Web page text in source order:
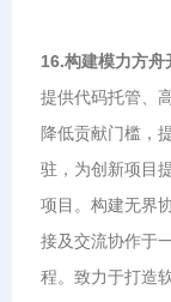
16.构建模力方舟
提供代码托管、
降低贡献门槛，
驻，为创新项目
项目。构建无界
接及交流协作于
程。致力于打造